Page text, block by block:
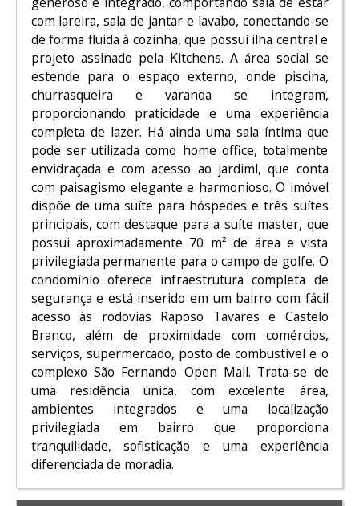
com lareira, sala de jantar e lavabo, conectando-se
de forma fluida à cozinha, que possui ilha central e
projeto assinado pela Kitchens. A área social se
estende para o espaço externo, onde piscina,
churrasqueira e varanda se integram,
proporcionando praticidade e uma experiência
completa de lazer. Há ainda uma sala íntima que
pode ser utilizada como home office, totalmente
envidraçada e com acesso ao jardiml, que conta
com paisagismo elegante e harmonioso. O imóvel
dispõe de uma suíte para hóspedes e três suítes
principais, com destaque para a suíte master, que
possui aproximadamente 70 m² de área e vista
privilegiada permanente para o campo de golfe. O
condomínio oferece infraestrutura completa de
segurança e está inserido em um bairro com fácil
acesso às rodovias Raposo Tavares e Castelo
Branco, além de proximidade com comércios,
serviços, supermercado, posto de combustível e o
complexo São Fernando Open Mall. Trata-se de
uma residência única, com excelente área,
ambientes integrados e uma localização
privilegiada em bairro que proporciona
tranquilidade, sofisticação e uma experiência
diferenciada de moradia.